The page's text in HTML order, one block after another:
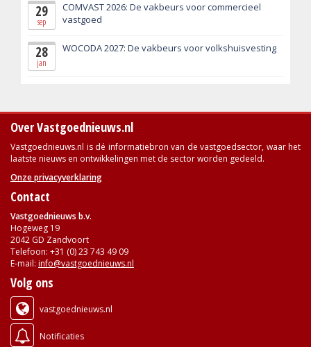
29
sep
COMVAST 2026: De vakbeurs voor commercieel
vastgoed
28
jan
WOCODA 2027: De vakbeurs voor volkshuisvesting
Over Vastgoednieuws.nl
Vastgoednieuws.nl is dé informatiebron van de vastgoedsector, waar het
laatste nieuws en ontwikkelingen met de sector worden gedeeld.
Onze privacyverklaring
Contact
Vastgoednieuws b.v.
Hogeweg 19
2042 GD Zandvoort
Telefoon: +31 (0) 23 743 49 09
E-mail: info@vastgoednieuws.nl
Volg ons
vastgoednieuws.nl
Notificaties